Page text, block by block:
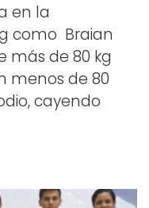
en la
como Braian
más de 80 kg
menos de 80
cayendo